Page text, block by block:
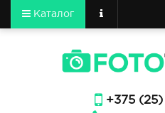
Каталог
+375